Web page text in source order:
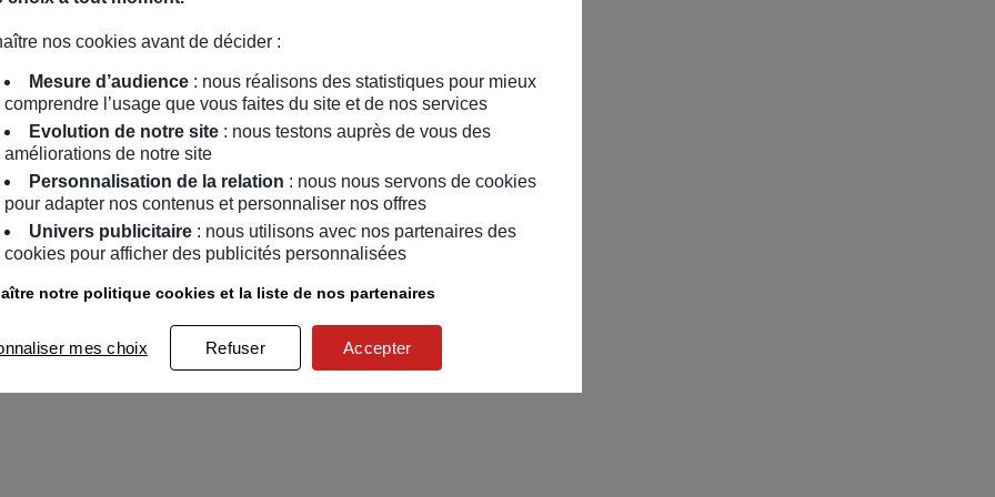
nos cookies avant de décider :
Mesure d’audience : nous réalisons des statistiques pour mieux
comprendre l’usage que vous faites du site et de nos services
Evolution de notre site : nous testons auprès de vous des
améliorations de notre site
Personnalisation de la relation : nous nous servons de cookies
pour adapter nos contenus et personnaliser nos offres
Univers publicitaire : nous utilisons avec nos partenaires des
cookies pour afficher des publicités personnalisées
notre politique cookies et la liste de nos partenaires
mes choix Refuser Accepter